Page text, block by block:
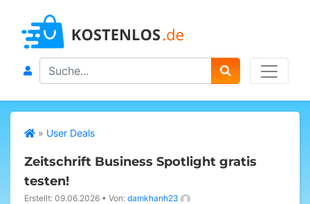
Search
» User Deals
Zeitschrift Business Spotlight gratis
testen!
Erstellt: 09.06.2026 • Von: damkhanh23